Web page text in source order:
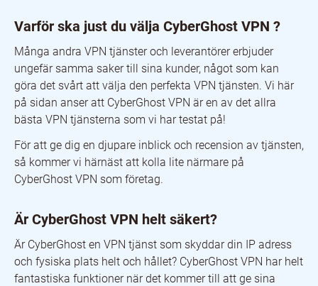
Varför ska just du välja CyberGhost VPN ?
Många andra VPN tjänster och leverantörer erbjuder
ungefär samma saker till sina kunder, något som kan
göra det svårt att välja den perfekta VPN tjänsten. Vi här
på sidan anser att CyberGhost VPN är en av det allra
bästa VPN tjänsterna som vi har testat på!
För att ge dig en djupare inblick och recension av tjänsten,
så kommer vi härnäst att kolla lite närmare på
CyberGhost VPN som företag.
Är CyberGhost VPN helt säkert?
Är CyberGhost en VPN tjänst som skyddar din IP adress
och fysiska plats helt och hållet? CyberGhost VPN har helt
fantastiska funktioner när det kommer till att ge sina